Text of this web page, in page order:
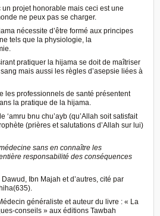
projet honorable mais ceci est une
ne peux pas se charger.
nécessite d’être formé aux principes
tels que la physiologie, la
pratiquer la hijama se doit de maîtriser
mais aussi les règles d’asepsie liées à
les professionnels de santé présentent
la pratique de la hijama.
‘amru bnu chu’ayb (qu’Allah soit satisfait
(prières et salutations d’Allah sur lui)
sans en connaître les
responsabilité des conséquences
Ibn Majah et d’autres, cité par
généraliste et auteur du livre : « La
conseils » aux éditions Tawbah